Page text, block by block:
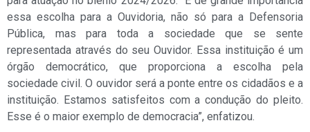
essa escolha para a Ouvidoria, não só para a Defensoria
Pública, mas para toda a sociedade que se sente
representada através do seu Ouvidor. Essa instituição é um
órgão democrático, que proporciona a escolha pela
sociedade civil. O ouvidor será a ponte entre os cidadãos e a
instituição. Estamos satisfeitos com a condução do pleito.
Esse é o maior exemplo de democracia”, enfatizou.